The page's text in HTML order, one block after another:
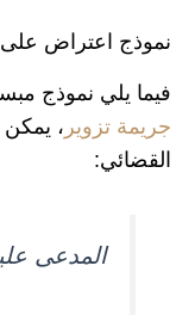
نموذج اعتراض على
فيما يلي نموذج
جريمة تزوير ،
القضائي:
المدعى